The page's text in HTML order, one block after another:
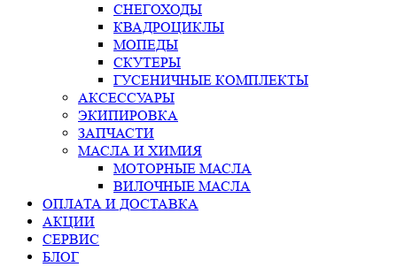
СНЕГОХОДЫ
КВАДРОЦИКЛЫ
МОПЕДЫ
СКУТЕРЫ
ГУСЕНИЧНЫЕ КОМПЛЕКТЫ
АКСЕССУАРЫ
ЭКИПИРОВКА
ЗАПЧАСТИ
МАСЛА И ХИМИЯ
МОТОРНЫЕ МАСЛА
ВИЛОЧНЫЕ МАСЛА
ОПЛАТА И ДОСТАВКА
АКЦИИ
СЕРВИС
БЛОГ